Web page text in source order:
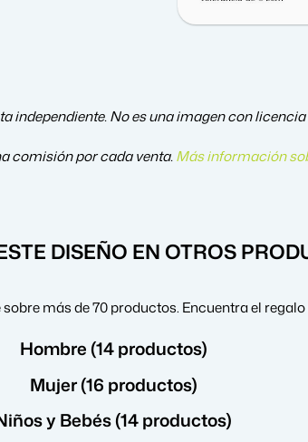
independiente. No es una imagen con
comisión por cada venta.Más información
DISEÑO EN OTROS
más de 70 productos. Encuentra el
Hombre (14 productos)
Mujer (16 productos)
y Bebés (14 productos)